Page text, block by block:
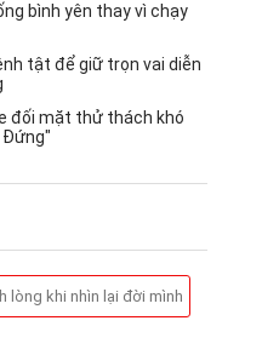
bình yên thay vì chạy
tật để giữ trọn vai diễn
đối mặt thử thách khó
Đứng"
lòng khi nhìn lại đời mình